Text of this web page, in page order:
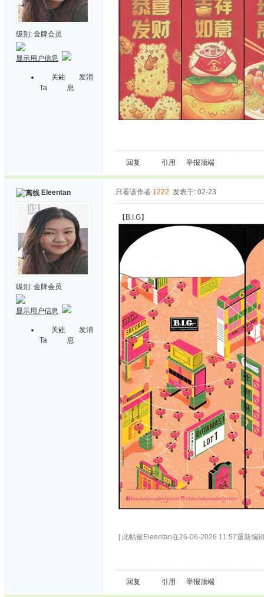
级别: 金牌会员
显示用户信息
关注
Ta
发消
息
回复 引用 举报顶端
Eleentan
级别: 金牌会员
显示用户信息
关注
Ta
发消
息
只看该作者 1222 发表于: 02-23
【B.I.G】
[ 此帖被Eleentan在26-06-2026 11:57重新编
回复 引用 举报顶端